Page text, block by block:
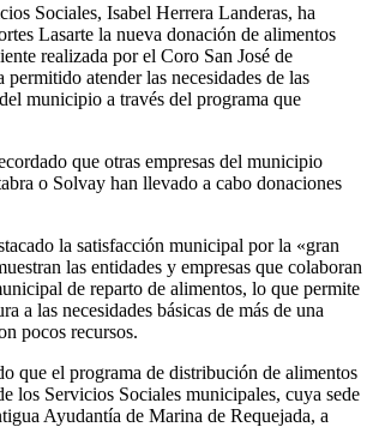
Sociales, Isabel Herrera Landeras, ha
Lasarte la nueva donación de alimentos
realizada por el Coro San José de
permitido atender las necesidades de las
municipio a través del programa que
que otras empresas del municipio
o Solvay han llevado a cabo donaciones
la satisfacción municipal por la «gran
las entidades y empresas que colaboran
de reparto de alimentos, lo que permite
a las necesidades básicas de más de una
pocos recursos.
que el programa de distribución de alimentos
los Servicios Sociales municipales, cuya sede
Ayudantía de Marina de Requejada, a